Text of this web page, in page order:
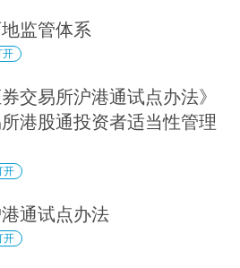
监管体系
开
交易所沪港通试点办法》
港股通投资者适当性管理
开
通试点办法
开